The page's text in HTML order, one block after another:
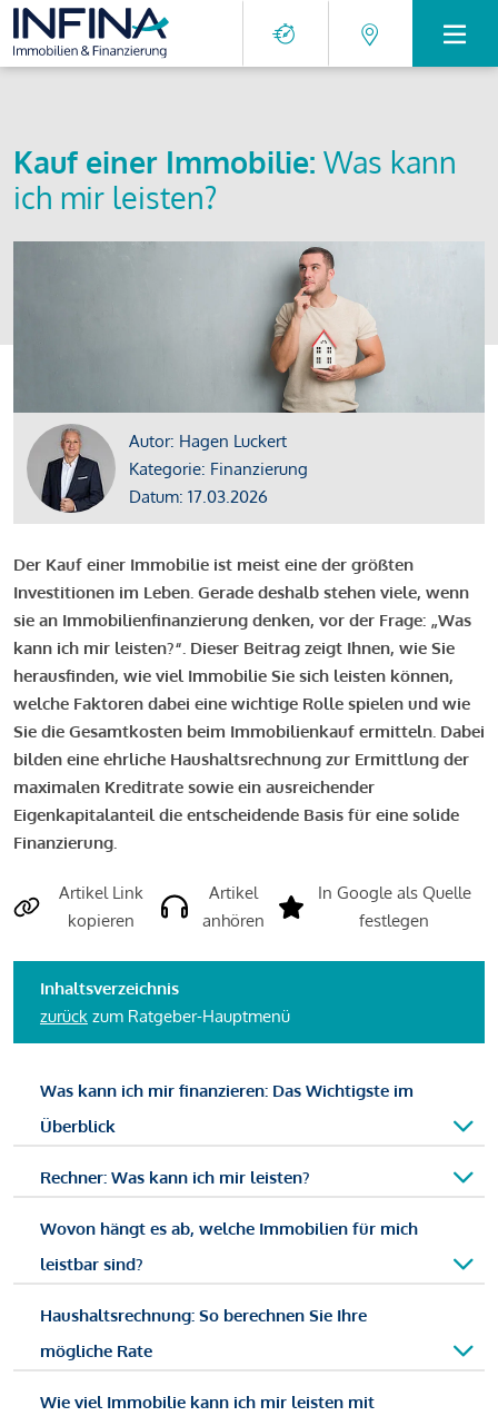
Kauf einer Immobilie: Was kann
ich mir leisten?
Autor: Hagen Luckert
Kategorie: Finanzierung
Datum: 17.03.2026
Der Kauf einer Immobilie ist meist eine der größten
Investitionen im Leben. Gerade deshalb stehen viele, wenn
sie an Immobilienfinanzierung denken, vor der Frage: „Was
kann ich mir leisten?“. Dieser Beitrag zeigt Ihnen, wie Sie
herausfinden, wie viel Immobilie Sie sich leisten können,
welche Faktoren dabei eine wichtige Rolle spielen und wie
Sie die Gesamtkosten beim Immobilienkauf ermitteln. Dabei
bilden eine ehrliche Haushaltsrechnung zur Ermittlung der
maximalen Kreditrate sowie ein ausreichender
Eigenkapitalanteil die entscheidende Basis für eine solide
Finanzierung.
Artikel Link
kopieren
Artikel
anhören
In Google als Quelle
festlegen
Inhaltsverzeichnis
zurück zum Ratgeber-Hauptmenü
Was kann ich mir finanzieren: Das Wichtigste im
Überblick
Rechner: Was kann ich mir leisten?
Wovon hängt es ab, welche Immobilien für mich
leistbar sind?
Haushaltsrechnung: So berechnen Sie Ihre
mögliche Rate
Wie viel Immobilie kann ich mir leisten mit